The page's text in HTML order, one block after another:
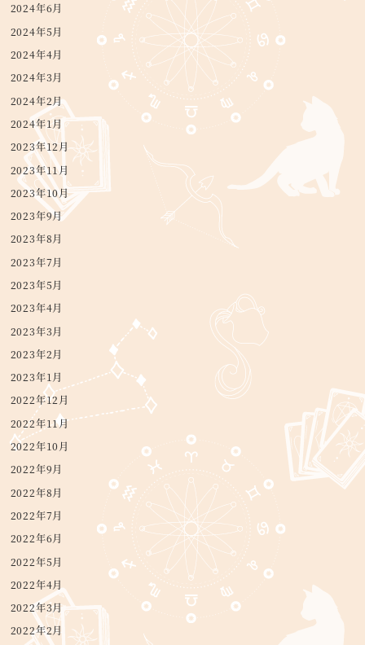
2024年6月
2024年5月
2024年4月
2024年3月
2024年2月
2024年1月
2023年12月
2023年11月
2023年10月
2023年9月
2023年8月
2023年7月
2023年5月
2023年4月
2023年3月
2023年2月
2023年1月
2022年12月
2022年11月
2022年10月
2022年9月
2022年8月
2022年7月
2022年6月
2022年5月
2022年4月
2022年3月
2022年2月